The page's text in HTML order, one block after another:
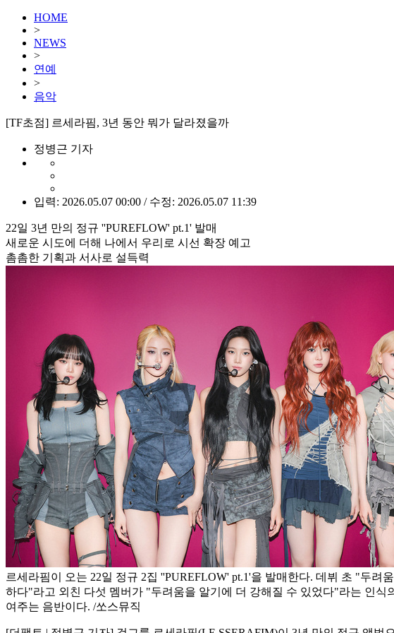
HOME
>
NEWS
>
연예
>
음악
[TF초점] 르세라핌, 3년 동안 뭐가 달라졌을까
정병근 기자
입력: 2026.05.07 00:00 / 수정: 2026.05.07 11:39
22일 3년 만의 정규 ''PUREFLOW' pt.1' 발매
새로운 시도에 더해 나에서 우리로 시선 확장 예고
촘촘한 기획과 서사로 설득력
르세라핌이 오는 22일 정규 2집 ''PUREFLOW' pt.1'을 발매한다. 데뷔 초 "두려
하다"라고 외친 다섯 멤버가 "두려움을 알기에 더 강해질 수 있었다"라는 인식
여주는 음반이다. /쏘스뮤직